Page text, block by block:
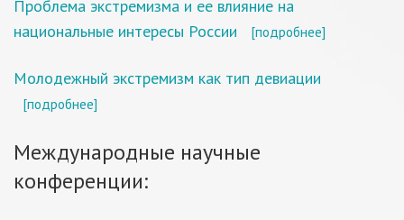
Проблема экстремизма и ее влияние на
национальные интересы России
[подробнее]
Молодежный экстремизм как тип девиации
[подробнее]
Международные научные
конференции: